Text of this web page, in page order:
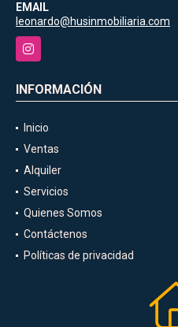
EMAIL
leonardo@husinmobiliaria.com
Instagram
INFORMACIÓN
Inicio
Ventas
Alquiler
Servicios
Quienes Somos
Contáctenos
Políticas de privacidad